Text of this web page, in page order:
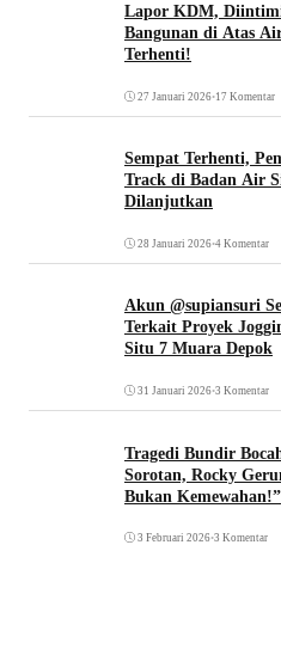
Lapor KDM,
Bangunan di Atas
Terhenti!
27 Januari 2026•17 Komentar
Sempat Terhenti,
Track di Badan Air
Dilanjutkan
28 Januari 2026•4 Komentar
Akun @supiansuri
Terkait Proyek
Situ 7 Muara Depok
31 Januari 2026•3 Komentar
Tragedi Bundir
Sorotan, Rocky
Bukan Kemewahan!”
3 Februari 2026•3 Komentar